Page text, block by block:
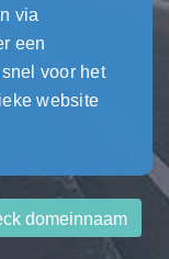
via
een
voor het
website
domeinnaam